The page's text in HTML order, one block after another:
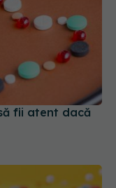
fii atent dacă